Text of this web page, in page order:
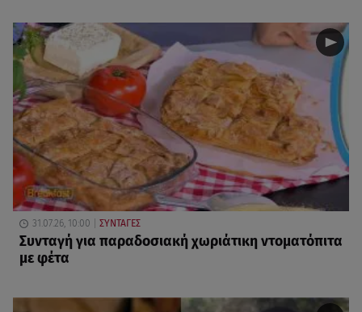
31.07.26, 10:00 ΣΥΝΤΑΓΕΣ
Συνταγή για παραδοσιακή χωριάτικη ντοματόπιτα
με φέτα